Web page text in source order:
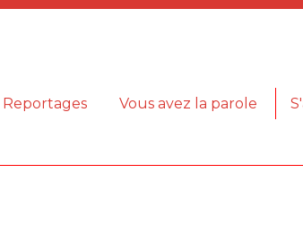
Reportages Vous avez la parole